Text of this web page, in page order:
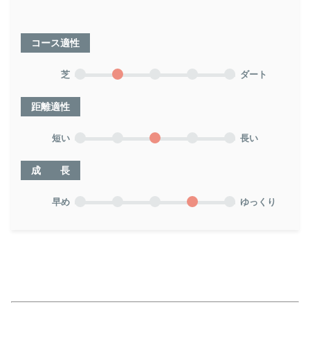
コース適性
芝 ダート
距離適性
短い 長い
成 長
早め ゆっくり